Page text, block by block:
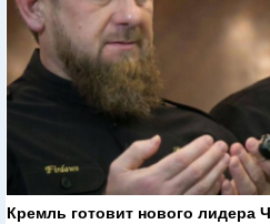
Кремль готовит нового лидера